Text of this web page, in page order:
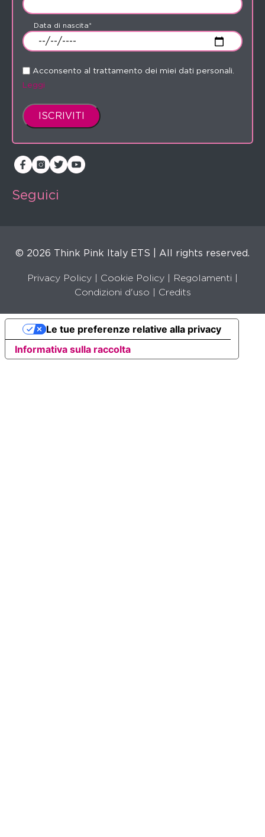
Data di nascita*
Acconsento al trattamento dei miei dati personali.
Leggi
Seguici
© 2026 Think Pink Italy ETS | All rights reserved.
Privacy Policy Cookie Policy Regolamenti
Condizioni d'uso |
Credits
Informativa sulla raccolta
Le tue preferenze relative alla privacy